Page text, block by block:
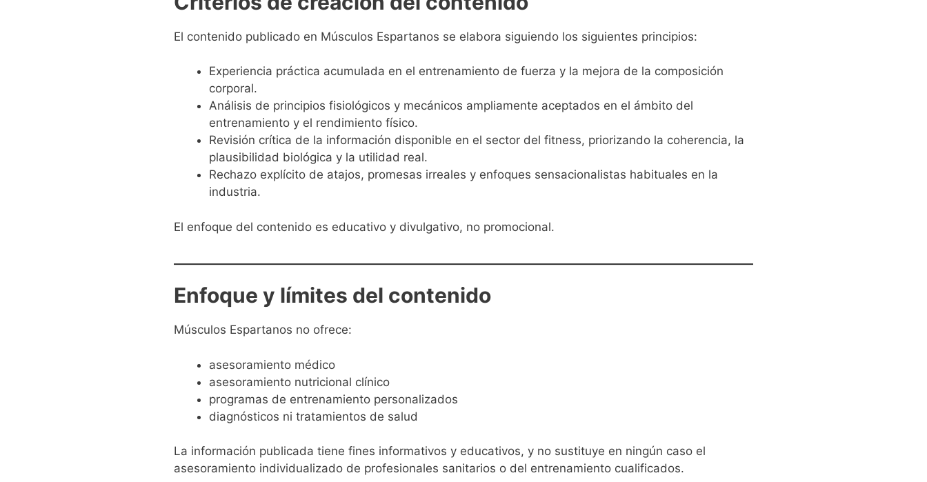
El contenido publicado en Músculos Espartanos se elabora siguiendo los siguientes principios:
Experiencia práctica acumulada en el entrenamiento de fuerza y la mejora de la composición
corporal.
Análisis de principios fisiológicos y mecánicos ampliamente aceptados en el ámbito del
entrenamiento y el rendimiento físico.
Revisión crítica de la información disponible en el sector del fitness, priorizando la coherencia, la
plausibilidad biológica y la utilidad real.
Rechazo explícito de atajos, promesas irreales y enfoques sensacionalistas habituales en la
industria.
El enfoque del contenido es educativo y divulgativo, no promocional.
Enfoque y límites del contenido
Músculos Espartanos no ofrece:
asesoramiento médico
asesoramiento nutricional clínico
programas de entrenamiento personalizados
diagnósticos ni tratamientos de salud
La información publicada tiene fines informativos y educativos, y no sustituye en ningún caso el
asesoramiento individualizado de profesionales sanitarios o del entrenamiento cualificados.